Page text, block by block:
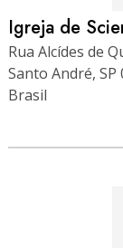
Igreja de
Rua Alcídes de
Santo André, SP
Brasil